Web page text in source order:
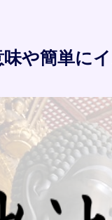
や簡単に